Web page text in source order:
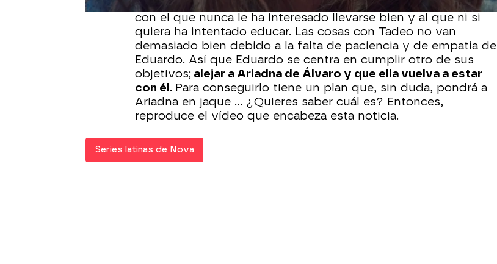
Eduardo está intentando pasar más tiempo con su hijo Tadeo,
con el que nunca le ha interesado llevarse bien y al que ni si
quiera ha intentado educar. Las cosas con Tadeo no van
demasiado bien debido a la falta de paciencia y de empatía de
Eduardo. Así que Eduardo se centra en cumplir otro de sus
objetivos; alejar a Ariadna de Álvaro y que ella vuelva a estar
con él. Para conseguirlo tiene un plan que, sin duda, pondrá a
Ariadna en jaque ... ¿Quieres saber cuál es? Entonces,
reproduce el vídeo que encabeza esta noticia.
Series latinas de Nova